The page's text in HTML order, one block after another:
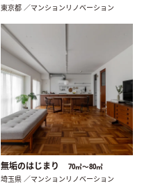
東京都 ／マンションリノベーション
無垢のはじまり 70㎡〜80㎡
埼玉県 ／マンションリノベーション